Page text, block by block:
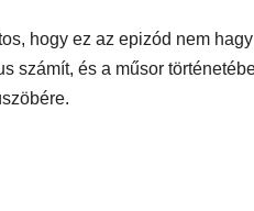
hogy ez az epizód nem
számít, és a műsor